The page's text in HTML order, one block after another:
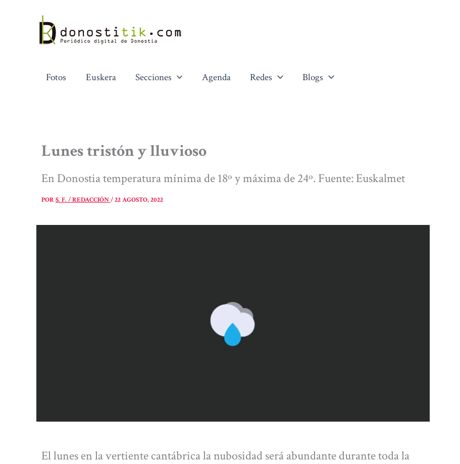
contenido
Fotos Euskera Secciones Agenda Redes Blogs
Lunes tristón y lluvioso
En Donostia temperatura mínima de 18º y máxima de 24º. Fuente: Euskalmet
PORS. F. / REDACCIÓN/22 AGOSTO, 2022
El lunes en la vertiente cantábrica la nubosidad será abundante durante toda la